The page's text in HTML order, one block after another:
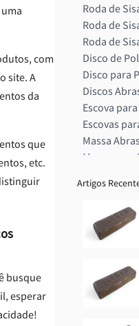
com
site. A
da
que
etc.
busque
esperar
Roda de
Roda de
Roda de
Disco de
Disco para
Discos
Escova
Escovas
Massa
Massa para
Produto
Rodas de
Rodas de
Rodas
Massa
Massa
Artigos